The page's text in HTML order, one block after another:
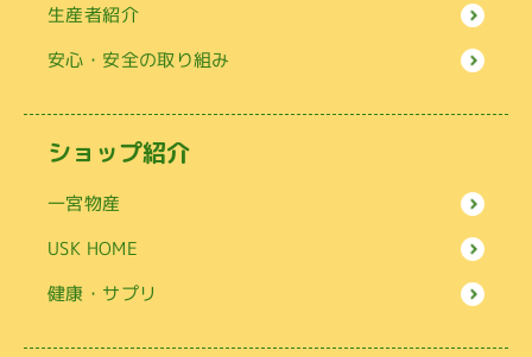
生産者紹介
安心・安全の取り組み
ショップ紹介
一宮物産
USK HOME
健康・サプリ